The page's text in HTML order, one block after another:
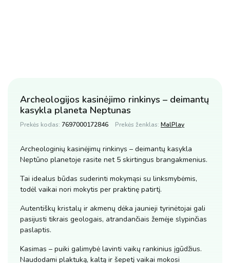
Archeologijos kasinėjimo rinkinys – deimantų
kasykla planeta Neptunas
Prekės kodas: 7697000172846 Prekės ženklas: MalPlay
Archeologinių kasinėjimų rinkinys – deimantų kasykla
Neptūno planetoje rasite net 5 skirtingus brangakmenius.
Tai idealus būdas suderinti mokymąsi su linksmybėmis,
todėl vaikai nori mokytis per praktinę patirtį.
Autentiškų kristalų ir akmenų dėka jaunieji tyrinėtojai gali
pasijusti tikrais geologais, atrandančiais žemėje slypinčias
paslaptis.
Kasimas – puiki galimybė lavinti vaikų rankinius įgūdžius.
Naudodami plaktuką, kaltą ir šepetį vaikai mokosi